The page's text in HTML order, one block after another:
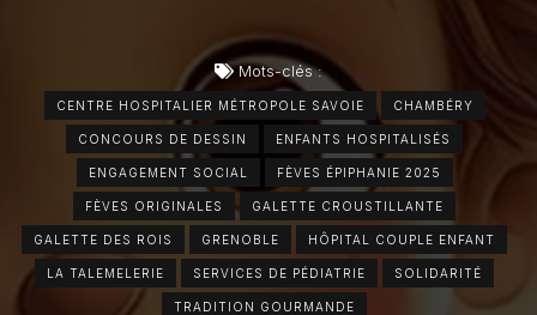
Mots-clés :
CENTRE HOSPITALIER MÉTROPOLE SAVOIE CHAMBÉRY
CONCOURS DE DESSIN ENFANTS HOSPITALISÉS
ENGAGEMENT SOCIAL FÈVES ÉPIPHANIE 2025
FÈVES ORIGINALES GALETTE CROUSTILLANTE
GALETTE DES ROIS GRENOBLE HÔPITAL COUPLE ENFANT
LA TALEMELERIE SERVICES DE PÉDIATRIE SOLIDARITÉ
TRADITION GOURMANDE